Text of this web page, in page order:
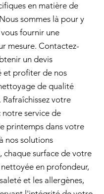
en matière de
sommes là pour y
fournir une
mesure. Contactez-
un devis
et profiter de nos
de qualité
votre
notre service de
printemps dans votre
nos solutions
chaque surface de votre
en profondeur,
et les allergènes,